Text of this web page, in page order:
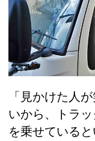
「見かけた人
いから、トラ
を乗せている